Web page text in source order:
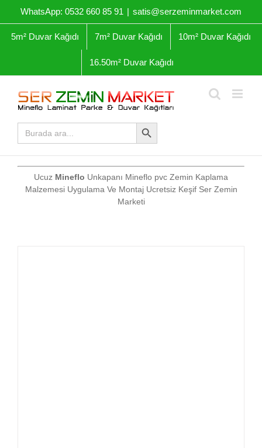
WhatsApp: 0532 660 85 91 | satis@serzeminmarket.com
5m² Duvar Kağıdı 7m² Duvar Kağıdı 10m² Duvar Kağıdı
16.50m² Duvar Kağıdı
Arama
yap:
Arama Butonu
Ucuz Mineflo Unkapanı Mineflo pvc Zemin Kaplama
Malzemesi Uygulama Ve Montaj Ucretsiz Keşif Ser Zemin
Marketi